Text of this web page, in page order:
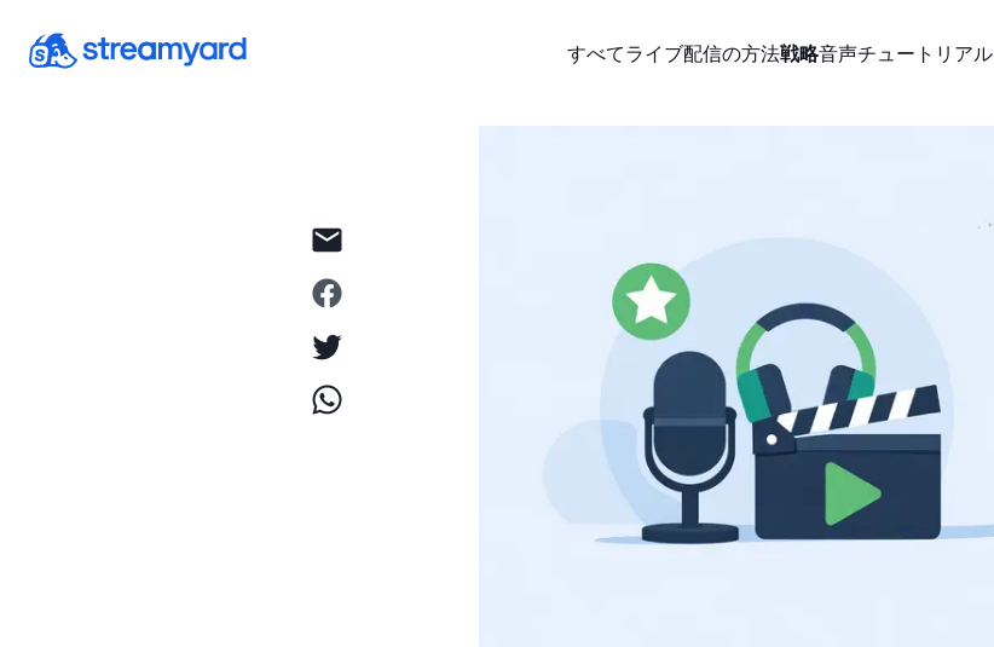
すべてライブ配信の方法戦略音声チュートリアル